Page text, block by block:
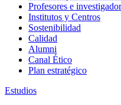
Profesores e
Institutos y Centros
Sostenibilidad
Calidad
Alumni
Canal Ético
Plan estratégico
Estudios